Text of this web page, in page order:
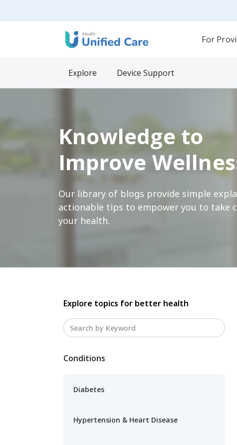
For
Explore Device Support
Knowledge to
Improve
Our library of blogs provide simple
actionable tips to empower you to take
your health.
Explore topics for better health
Conditions
Diabetes
Hypertension & Heart Disease